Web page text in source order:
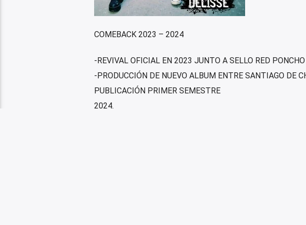
COMEBACK 2023 – 2024
-REVIVAL OFICIAL EN 2023 JUNTO A SELLO RED
-PRODUCCIÓN DE NUEVO ALBUM ENTRE SANTIAGO DE
PUBLICACIÓN PRIMER SEMESTRE
2024.